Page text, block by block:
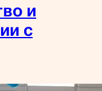
и
с